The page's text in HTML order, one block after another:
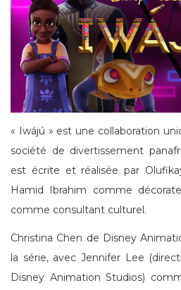
« Iwájú » est une collaboration
société de divertissement
est écrite et réalisée par
Hamid Ibrahim comme
comme consultant culturel.
Christina Chen de Disney
la série, avec Jennifer Lee
Disney Animation Studios)